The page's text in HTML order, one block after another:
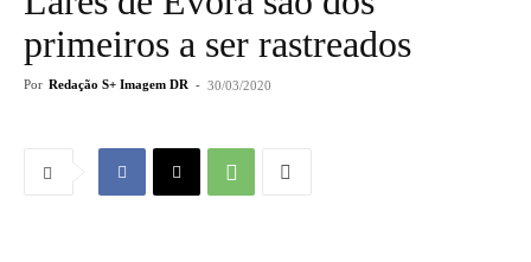
primeiros a ser rastreados
Por Redação S+ Imagem DR - 30/03/2020